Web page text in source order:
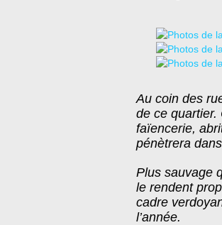
Au coin des
de ce quartier.
faïencerie,
pénètrera
Plus sauvage
le rendent
cadre
l’année.